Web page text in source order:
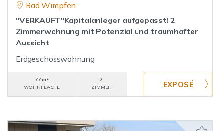
Bad Wimpfen
"VERKAUFT"Kapitalanleger aufgepasst! 2
Zimmerwohnung mit Potenzial und traumhafter
Aussicht
Erdgeschosswohnung
77 m²
WOHNFLÄCHE
2
ZIMMER